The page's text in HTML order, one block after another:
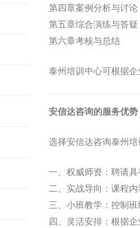
第四章案例分析与讨论
第五章综合演练与答疑
第六章考核与总结
泰州培训中心可根据
安信达咨询的服务优势
选择安信达咨询泰州
一、权威师资：聘请
二、实战导向：课程
三、小班教学：控制
四、灵活安排：根据